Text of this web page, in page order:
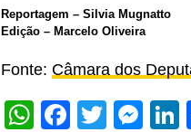
Reportagem – Silvia Mugnatto
Edição – Marcelo Oliveira
Fonte: Câmara dos
WhatsApp
Twitter